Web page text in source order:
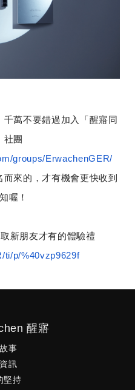
萬不要錯過加入「醒寤同
社團
groups/ErwachenGER/
來的，才有機會更快收到
喔！
新朋友才有的體驗禮
ti/p/%40vzp9629f
醒寤
事
訊
堅持